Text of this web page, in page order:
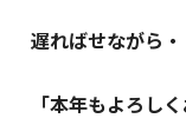
遅ればせながら・
「本年もよろし